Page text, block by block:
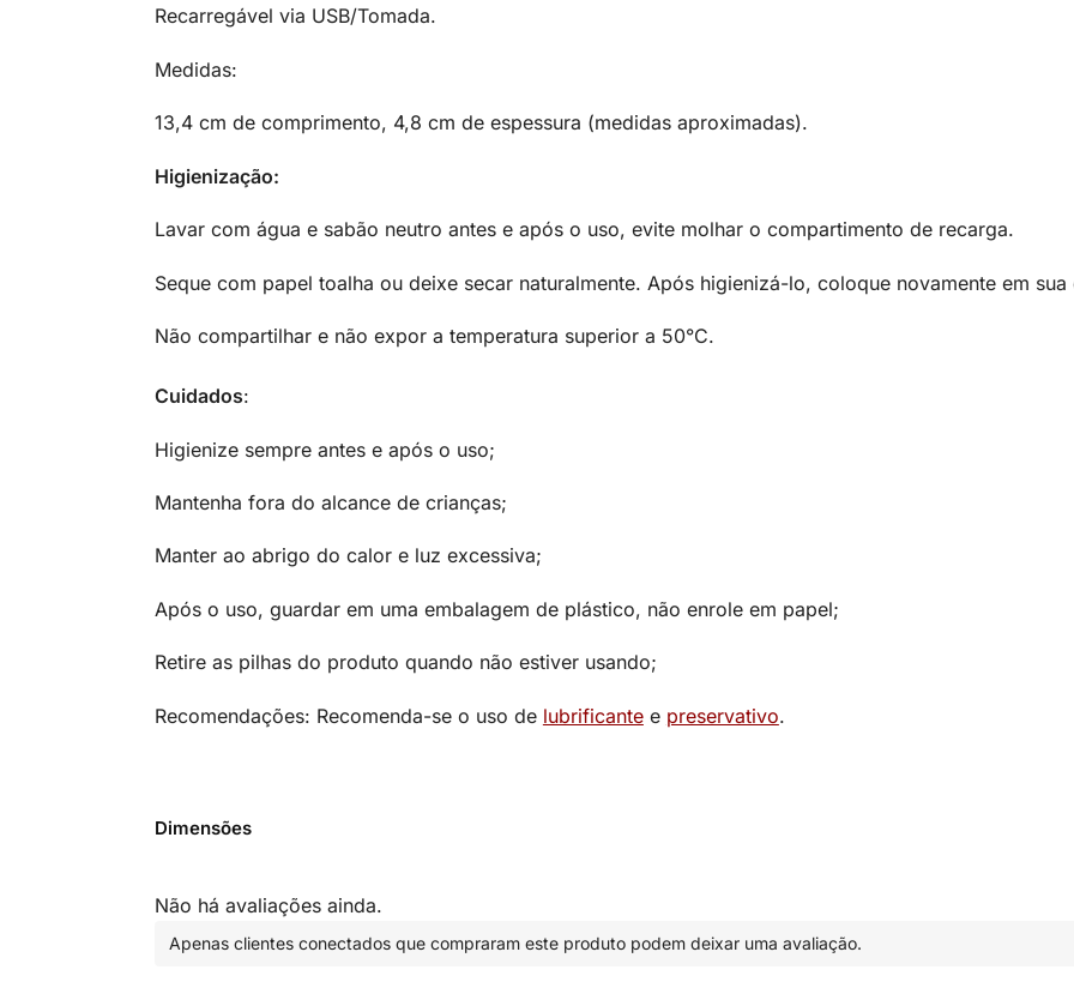
Recarregável via USB/Tomada.
Medidas:
13,4 cm de comprimento, 4,8 cm de espessura (medidas aproximadas).
Higienização:
Lavar com água e sabão neutro antes e após o uso, evite molhar o compartimento de recarga.
Seque com papel toalha ou deixe secar naturalmente. Após higienizá-lo, coloque novamente em
Não compartilhar e não expor a temperatura superior a 50°C.
Cuidados:
Higienize sempre antes e após o uso;
Mantenha fora do alcance de crianças;
Manter ao abrigo do calor e luz excessiva;
Após o uso, guardar em uma embalagem de plástico, não enrole em papel;
Retire as pilhas do produto quando não estiver usando;
Recomendações: Recomenda-se o uso de lubrificantee preservativo.
Dimensões
Não há avaliações ainda.
Apenas clientes conectados que compraram este produto podem deixar uma avaliação.